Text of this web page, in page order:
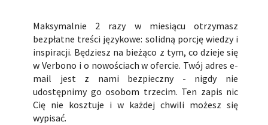
Maksymalnie 2 razy w miesiącu otrzymasz
bezpłatne treści językowe: solidną porcję wiedzy i
inspiracji. Będziesz na bieżąco z tym, co dzieje się
w Verbono i o nowościach w ofercie. Twój adres e-
mail jest z nami bezpieczny - nigdy nie
udostępnimy go osobom trzecim. Ten zapis nic
Cię nie kosztuje i w każdej chwili możesz się
wypisać.